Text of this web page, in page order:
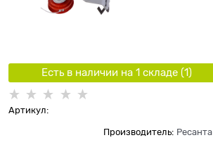
Есть в наличии на 1 складe (1)
Артикул:
Производитель: Ресанта